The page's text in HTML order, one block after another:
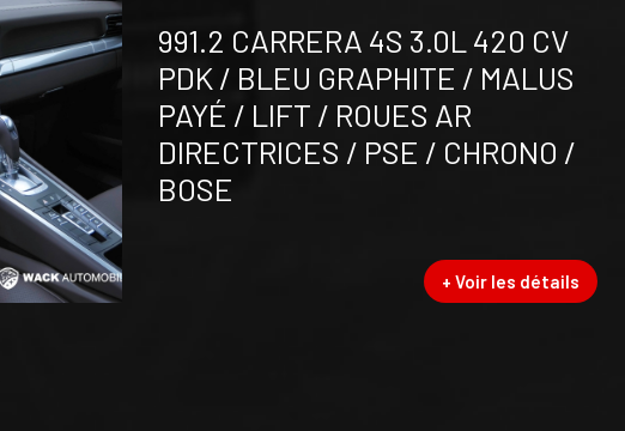
991.2 CARRERA 4S 3.0L 420 CV
PDK / BLEU GRAPHITE / MALUS
PAYÉ / LIFT / ROUES AR
DIRECTRICES / PSE / CHRONO /
BOSE
+ Voir les détails